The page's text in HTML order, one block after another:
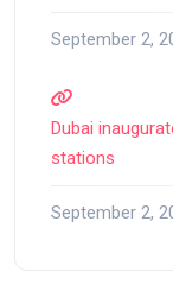
September 2,
Dubai
stations
September 2,